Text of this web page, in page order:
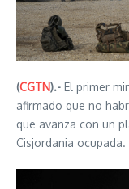
(CGTN).- El primer
afirmado que no
que avanza con un
Cisjordania ocupada.